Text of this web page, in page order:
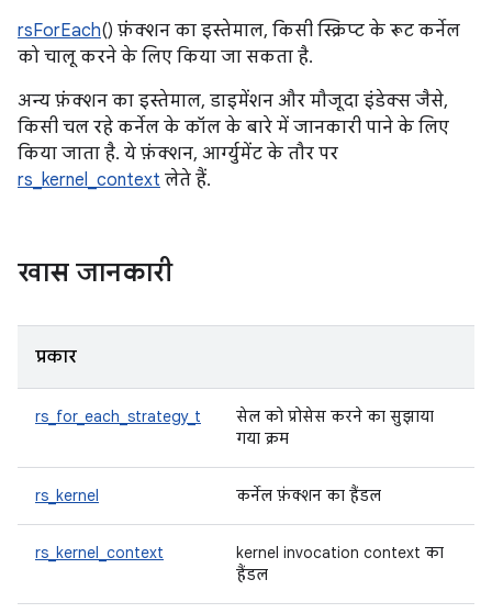
rsForEach() फ़ंक्शन का इस्तेमाल, किसी स्क्रिप्ट के रूट कर्नेल
को चालू करने के लिए किया जा सकता है.
अन्य फ़ंक्शन का इस्तेमाल, डाइमेंशन और मौजूदा इंडेक्स जैसे,
किसी चल रहे कर्नेल के कॉल के बारे में जानकारी पाने के लिए
किया जाता है. ये फ़ंक्शन, आर्ग्युमेंट के तौर पर
rs_kernel_context लेते हैं.
खास जानकारी
प्रकार
rs_for_each_strategy_t
सेल को प्रोसेस करने का सुझाया
गया क्रम
rs_kernel कर्नेल फ़ंक्शन का हैंडल
rs_kernel_context
kernel invocation context का
हैंडल